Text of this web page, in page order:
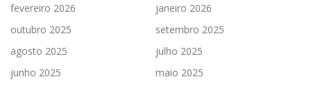
fevereiro 2026
janeiro 2026
outubro 2025
setembro 2025
agosto 2025
julho 2025
junho 2025
maio 2025